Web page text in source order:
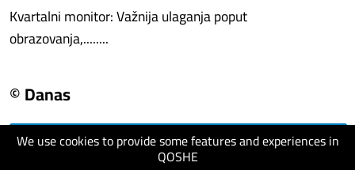
We use cookies to provide some features and experiences in
QOSHE
Kvartalni monitor: Važnija ulaganja poput
obrazovanja,........
© Danas
visit website